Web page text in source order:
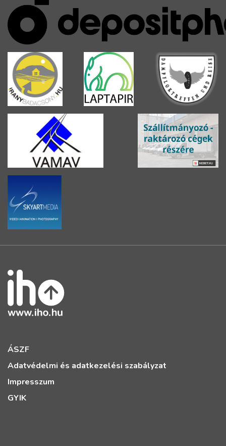
ÁSZF
Adatvédelmi és adatkezelési szabályzat
Impresszum
GYIK